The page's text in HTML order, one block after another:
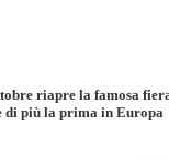
riapre la famosa
di più la prima in Europa